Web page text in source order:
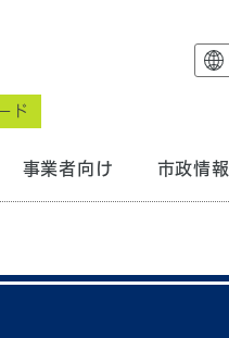
ド
事業者向け 市政情報